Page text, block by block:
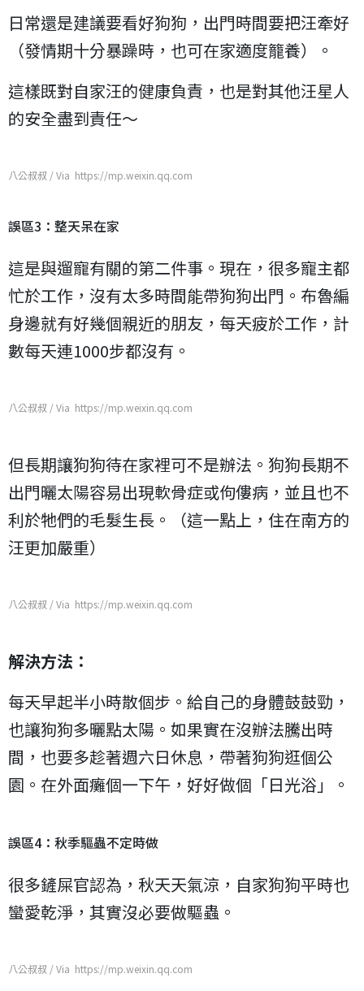
日常還是建議要看好狗狗，出門時間要把汪牽好
（發情期十分暴躁時，也可在家適度籠養）。
這樣既對自家汪的健康負責，也是對其他汪星人
的安全盡到責任～
八公叔叔 / Via https://mp.weixin.qq.com
誤區3：整天呆在家
這是與遛寵有關的第二件事。現在，很多寵主都
忙於工作，沒有太多時間能帶狗狗出門。布魯編
身邊就有好幾個親近的朋友，每天疲於工作，計
數每天連1000步都沒有。
八公叔叔 / Via https://mp.weixin.qq.com
但長期讓狗狗待在家裡可不是辦法。狗狗長期不
出門曬太陽容易出現軟骨症或佝僂病，並且也不
利於牠們的毛髮生長。（這一點上，住在南方的
汪更加嚴重）
八公叔叔 / Via https://mp.weixin.qq.com
解決方法：
每天早起半小時散個步。給自己的身體鼓鼓勁，
也讓狗狗多曬點太陽。如果實在沒辦法騰出時
間，也要多趁著週六日休息，帶著狗狗逛個公
園。在外面癱個一下午，好好做個「日光浴」。
誤區4：秋季驅蟲不定時做
很多鏟屎官認為，秋天天氣涼，自家狗狗平時也
蠻愛乾淨，其實沒必要做驅蟲。
八公叔叔 / Via https://mp.weixin.qq.com